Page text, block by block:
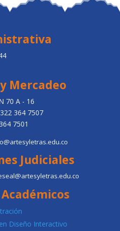
Mercadeo
70 A - 16
364 7507
7501
Judiciales
Diseño Interactivo